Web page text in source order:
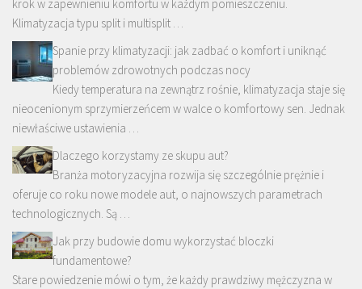
krok w zapewnieniu komfortu w każdym pomieszczeniu.
Klimatyzacja typu split i multisplit …
Spanie przy klimatyzacji: jak zadbać o komfort i uniknąć
problemów zdrowotnych podczas nocy
Kiedy temperatura na zewnątrz rośnie, klimatyzacja staje się
nieocenionym sprzymierzeńcem w walce o komfortowy sen. Jednak
niewłaściwe ustawienia …
Dlaczego korzystamy ze skupu aut?
Branża motoryzacyjna rozwija się szczególnie prężnie i
oferuje co roku nowe modele aut, o najnowszych parametrach
technologicznych. Są …
Jak przy budowie domu wykorzystać bloczki
fundamentowe?
Stare powiedzenie mówi o tym, że każdy prawdziwy mężczyzna w